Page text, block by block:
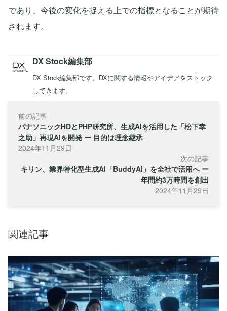
であり、今後の変化を捉える上での指標となることが期待
されます。
DX Stock編集部
DX Stock編集部です。DXに関する情報やアイデアをストック
してきます。
前の記事
パナソニックHDとPHP研究所、生成AIを活用した「松下幸
之助」再現AIを開発 ー 目的は理念継承
2024年11月29日
次の記事
キリン、業界特化型生成AI「BuddyAI」を全社で活用へ ー
年間約3万時間を創出
2024年11月29日
関連記事